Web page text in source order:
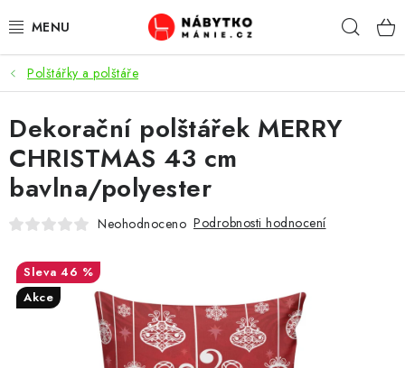
na
OBÝVACÍ POKOJ
KUCHYŇ A JÍDELNA
LOŽNICE
DĚTSKÝ POKOJ
KANCELÁŘ / PRACOVNA
KOUPELNA A WC
Polštářky a polštáře
Dekorační polštářek MERRY
CHRISTMAS 43 cm
bavlna/polyester
Neohodnoceno Podrobnosti hodnocení
46 %
Akce